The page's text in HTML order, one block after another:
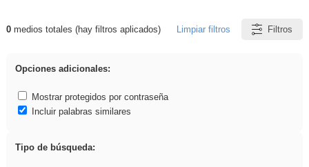
Resultados de: Benagulu
0medios totales (hay filtros aplicados) Limpiar filtros Filtros
Opciones adicionales:
Mostrar protegidos por contraseña
Incluir palabras similares
Tipo de búsqueda: